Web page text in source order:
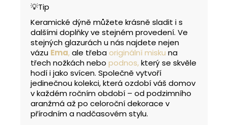
💡Tip
Keramické dýně můžete krásně sladit i s
dalšími doplňky ve stejném provedení. Ve
stejných glazurách u nás najdete nejen
vázu Ema,ale třeba originální misku na
třech nožkách nebo podnos,který se skvěle
hodí i jako svícen. Společně vytvoří
jedinečnou kolekci, která ozdobí váš domov
v každém ročním období – od podzimního
aranžmá až po celoroční dekorace v
přírodním a nadčasovém stylu.